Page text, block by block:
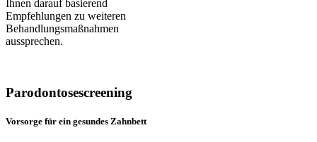
Ihnen darauf basierend
Empfehlungen zu weiteren
Behandlungsmaßnahmen
aussprechen.
Parodontosescreening
Vorsorge für ein gesundes Zahnbett